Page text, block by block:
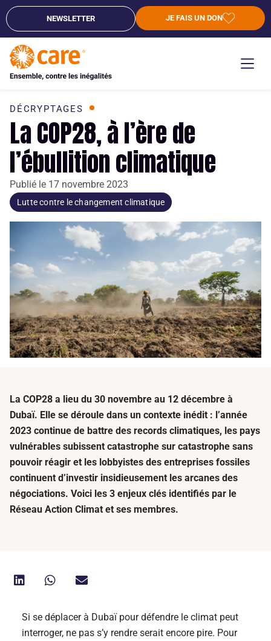
NEWSLETTER JE FAIS UN DON
DÉCRYPTAGES
La COP28, à l’ère de
l’ébullition climatique
Publié le 17 novembre 2023
Lutte contre le changement climatique
La COP28 a lieu du 30 novembre au 12 décembre à
Dubaï. Elle se déroule dans un contexte inédit : l’année
2023 continue de battre des records climatiques, les pays
vulnérables subissent catastrophe sur catastrophe sans
pouvoir réagir et les lobbyistes des entreprises fossiles
continuent d’investir insidieusement les arcanes des
négociations. Voici les 3 enjeux clés identifiés par le
Réseau Action Climat et ses membres.
Si se déplacer à Dubaï pour défendre le climat peut
interroger, ne pas s’y rendre serait encore pire. Pour